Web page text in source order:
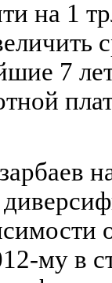
на 1
7
му в